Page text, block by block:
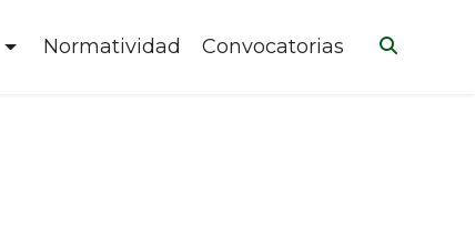
Normatividad Convocatorias